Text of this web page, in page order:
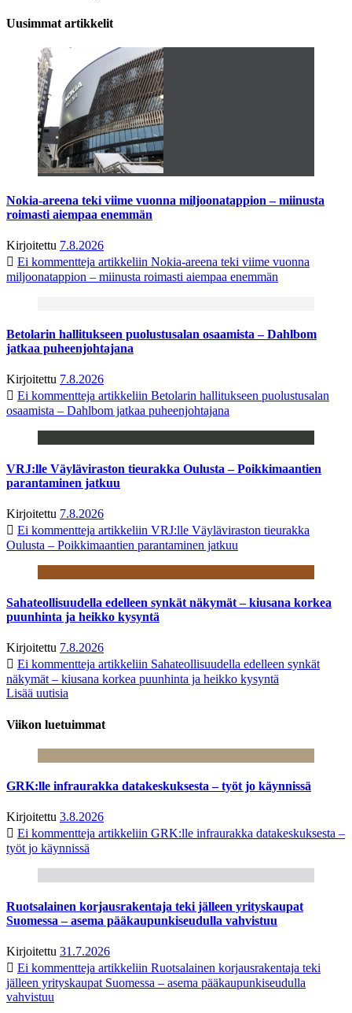
Uusimmat artikkelit
Nokia-areena teki viime vuonna miljoonatappion – miinusta
roimasti aiempaa enemmän
Kirjoitettu 7.8.2026
Ei kommentteja artikkeliin Nokia-areena teki viime vuonna
miljoonatappion – miinusta roimasti aiempaa enemmän
Betolarin hallitukseen puolustusalan osaamista – Dahlbom
jatkaa puheenjohtajana
Kirjoitettu 7.8.2026
Ei kommentteja artikkeliin Betolarin hallitukseen puolustusalan
osaamista – Dahlbom jatkaa puheenjohtajana
VRJ:lle Väyläviraston tieurakka Oulusta – Poikkimaantien
parantaminen jatkuu
Kirjoitettu 7.8.2026
Ei kommentteja artikkeliin VRJ:lle Väyläviraston tieurakka
Oulusta – Poikkimaantien parantaminen jatkuu
Sahateollisuudella edelleen synkät näkymät – kiusana korkea
puunhinta ja heikko kysyntä
Kirjoitettu 7.8.2026
Ei kommentteja artikkeliin Sahateollisuudella edelleen synkät
näkymät – kiusana korkea puunhinta ja heikko kysyntä
Lisää uutisia
Viikon luetuimmat
GRK:lle infraurakka datakeskuksesta – työt jo käynnissä
Kirjoitettu 3.8.2026
Ei kommentteja artikkeliin GRK:lle infraurakka datakeskuksesta –
työt jo käynnissä
Ruotsalainen korjausrakentaja teki jälleen yrityskaupat
Suomessa – asema pääkaupunkiseudulla vahvistuu
Kirjoitettu 31.7.2026
Ei kommentteja artikkeliin Ruotsalainen korjausrakentaja teki
jälleen yrityskaupat Suomessa – asema pääkaupunkiseudulla
vahvistuu